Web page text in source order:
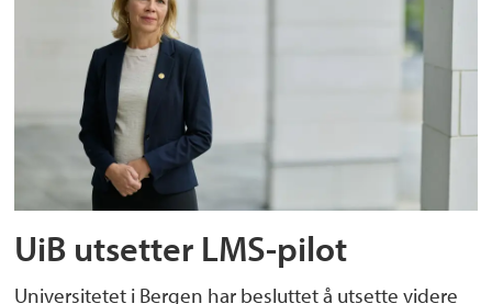
UiB utsetter LMS-pilot
Universitetet i Bergen har besluttet å utsette videre